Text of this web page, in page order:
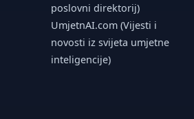
poslovni direktorij)
UmjetnAI.com (Vijesti i
novosti iz svijeta umjetne
inteligencije)